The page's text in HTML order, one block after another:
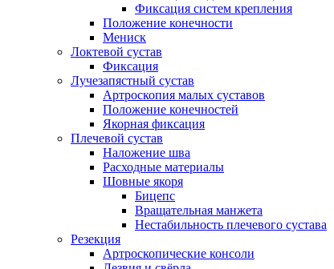
Фиксация систем крепления
Положение конечности
Мениск
Локтевой сустав
Фиксация
Лучезапястный сустав
Артроскопия малых суставов
Положение конечностей
Якорная фиксация
Плечевой сустав
Наложение шва
Расходные материалы
Шовные якоря
Бицепс
Вращательная манжета
Нестабильность плечевого сустава
Резекция
Артроскопические консоли